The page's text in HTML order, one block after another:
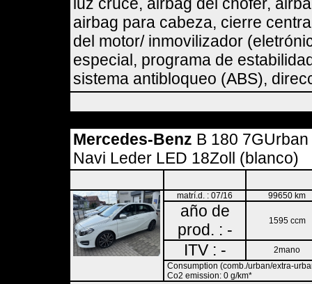
airbag para cabeza, cierre
del motor/ inmovilizador
especial, programa de
sistema antibloqueo (ABS),
Mercedes-Benz B 180
Navi Leder LED 18Zoll (blanco)
matrí.d. : 07/16 99650 km
año de
prod. : -
1595 ccm
ITV : -
2mano
Consumption (comb./urban/extra-
Co2 emission: 0 g/km*